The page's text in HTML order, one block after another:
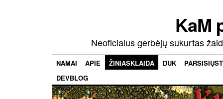
KaM
Neoficialus gerbėjų sukurtas
NAMAI APIE ŽINIASKLAIDA DUK
DEVBLOG